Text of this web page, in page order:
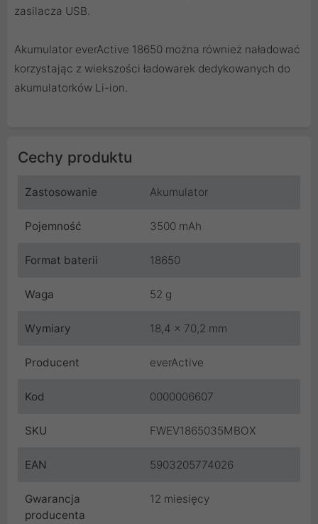
zasilacza USB.
Akumulator everActive 18650 można również naładować
korzystając z wiekszości ładowarek dedykowanych do
akumulatorków Li-ion.
Cechy produktu
Zastosowanie Akumulator
Pojemność 3500 mAh
Format baterii 18650
Waga 52 g
Wymiary 18,4 x 70,2 mm
Producent everActive
Kod 0000006607
SKU FWEV1865035MBOX
EAN 5903205774026
Gwarancja
producenta
12 miesięcy